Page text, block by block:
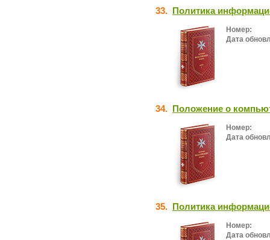
33. Политика
Номер:
Дата
34. Положение о
Номер:
Дата
35. Политика
Номер:
Дата